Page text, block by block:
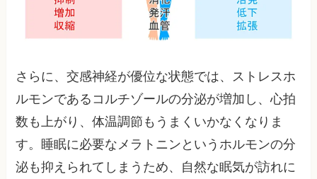
さらに、交感神経が優位な状態では、ストレスホ
ルモンであるコルチゾールの分泌が増加し、心拍
数も上がり、体温調節もうまくいかなくなりま
す。睡眠に必要なメラトニンというホルモンの分
泌も抑えられてしまうため、自然な眠気が訪れに